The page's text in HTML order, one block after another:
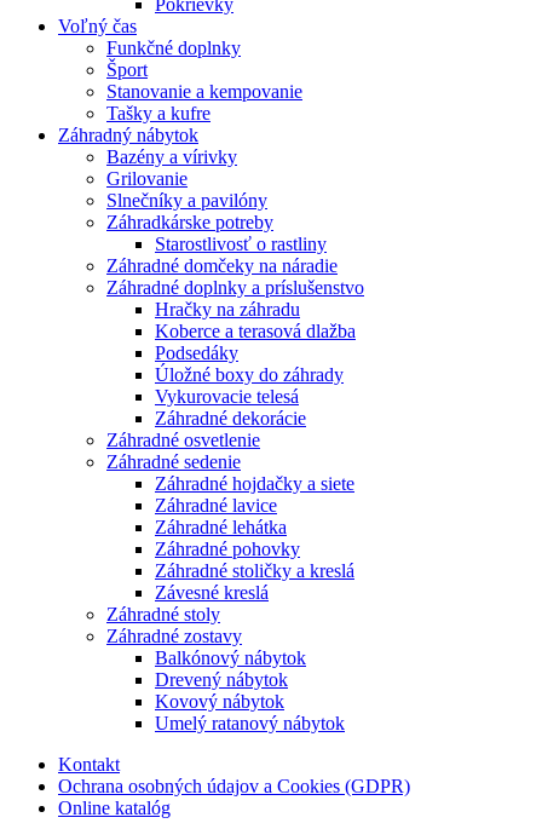
Voľný čas
Funkčné doplnky
Šport
Stanovanie a kempovanie
Tašky a kufre
Záhradný nábytok
Bazény a vírivky
Grilovanie
Slnečníky a pavilóny
Záhradkárske potreby
Starostlivosť o rastliny
Záhradné domčeky na náradie
Záhradné doplnky a príslušenstvo
Hračky na záhradu
Koberce a terasová dlažba
Podsedáky
Úložné boxy do záhrady
Vykurovacie telesá
Záhradné dekorácie
Záhradné osvetlenie
Záhradné sedenie
Záhradné hojdačky a siete
Záhradné lavice
Záhradné lehátka
Záhradné pohovky
Záhradné stoličky a kreslá
Závesné kreslá
Záhradné stoly
Záhradné zostavy
Balkónový nábytok
Drevený nábytok
Kovový nábytok
Umelý ratanový nábytok
Kontakt
Ochrana osobných údajov a Cookies (GDPR)
Online katalóg